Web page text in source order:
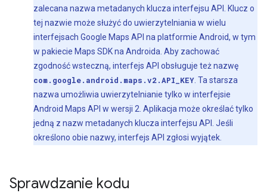
zalecana nazwa metadanych klucza interfejsu API. Klucz o
tej nazwie może służyć do uwierzytelniania w wielu
interfejsach Google Maps API na platformie Android, w tym
w pakiecie Maps SDK na Androida. Aby zachować
zgodność wsteczną, interfejs API obsługuje też nazwę
com.google.android.maps.v2.API_KEY . Ta starsza
nazwa umożliwia uwierzytelnianie tylko w interfejsie
Android Maps API w wersji 2. Aplikacja może określać tylko
jedną z nazw metadanych klucza interfejsu API. Jeśli
określono obie nazwy, interfejs API zgłosi wyjątek.
Sprawdzanie kodu